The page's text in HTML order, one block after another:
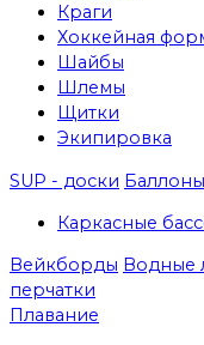
Краги
Хоккейная
Шайбы
Шлемы
Щитки
Экипировка
SUP - доски Баллоны
Каркасные
Вейкборды Водные
перчатки
Плавание